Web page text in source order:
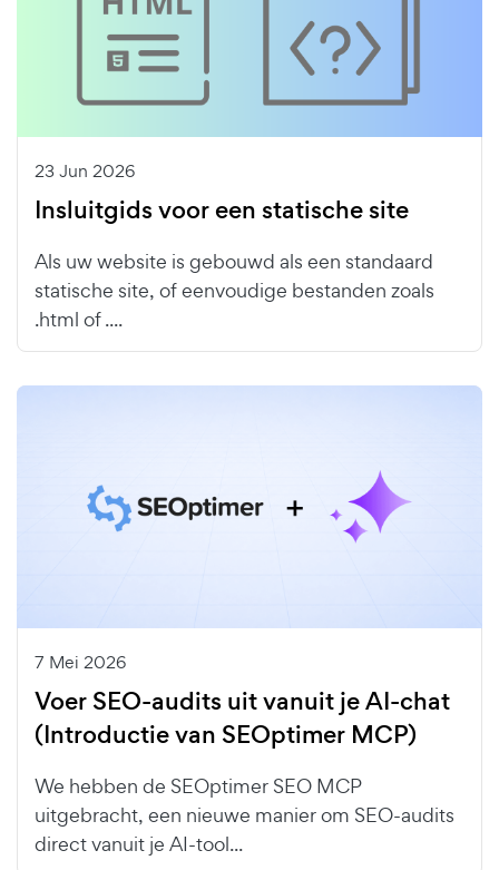
23 Jun 2026
Insluitgids voor een statische site
Als uw website is gebouwd als een standaard
statische site, of eenvoudige bestanden zoals
.html of ....
7 Mei 2026
Voer SEO-audits uit vanuit je AI-chat
(Introductie van SEOptimer MCP)
We hebben de SEOptimer SEO MCP
uitgebracht, een nieuwe manier om SEO-audits
direct vanuit je AI-tool...